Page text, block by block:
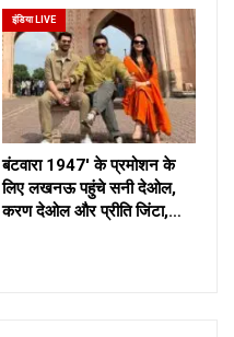
इंडिया LIVE
बंटवारा 1947′ के प्रमोशन के
लिए लखनऊ पहुंचे सनी देओल,
करण देओल और प्रीति जिंटा,…